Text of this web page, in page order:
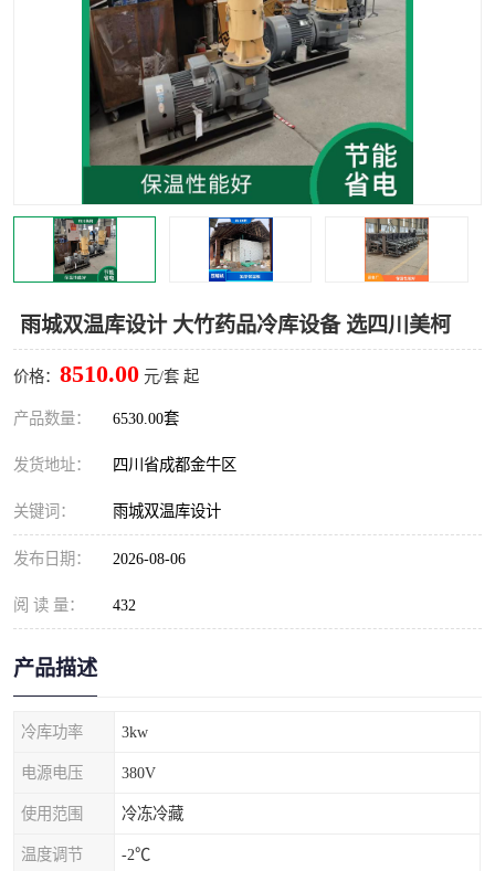
雨城双温库设计 大竹药品冷库设备 选四川美柯
价格： 8510.00 元/套 起
产品数量： 6530.00套
发货地址： 四川省成都金牛区
关键词： 雨城双温库设计
发布日期： 2026-08-06
阅 读 量： 432
产品描述
冷库功率 3kw
电源电压 380V
使用范围 冷冻冷藏
温度调节 -2℃
资阳冻库，资阳冻库安装 泸州冻库，泸州冷库
乐山冻库,乐山保鲜冷库 自贡冻库组装
雅安冷库,雅安冻库 攀枝花冻库
冻库安装，小型冻库造价
内江冷库，内江冻库 宜宾冷库，宜宾冻库设备